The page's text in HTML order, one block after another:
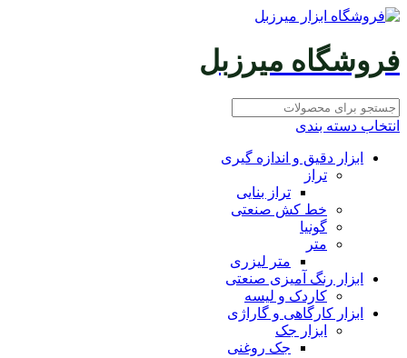
فروشگاه میرزبل
انتخاب دسته بندی
ابزار دقیق و اندازه گیری
تراز
تراز بنایی
خط کش صنعتی
گونیا
متر
متر لیزری
ابزار رنگ آمیزی صنعتی
کاردک و لیسه
ابزار کارگاهی و گاراژی
ابزار جک
جک روغنی